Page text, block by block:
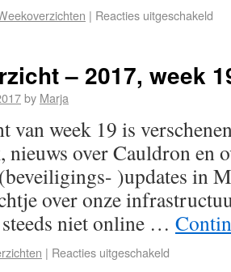
| Reacties uitgeschakeld
– 2017, week
by Marja
van week 19 is
over Cauldron en
)updates in
over onze
niet online …
| Reacties uitgeschakeld